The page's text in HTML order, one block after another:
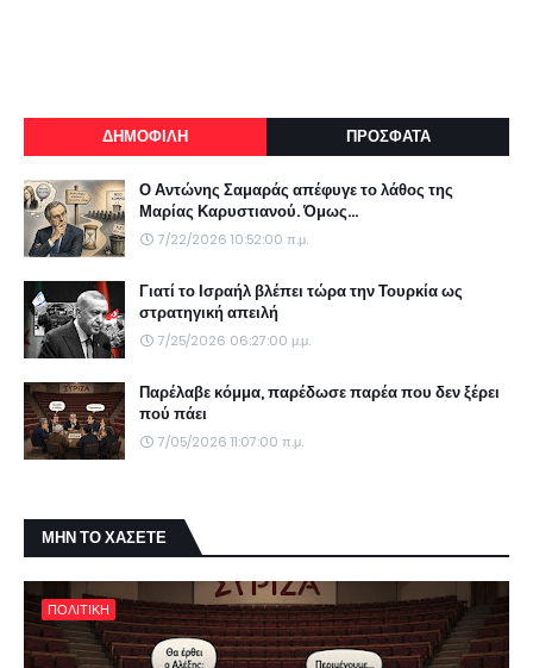
ΔΗΜΟΦΙΛΗ ΠΡΟΣΦΑΤΑ
Ο Αντώνης Σαμαράς απέφυγε το λάθος της
Μαρίας Καρυστιανού. Όμως...
7/22/2026 10:52:00 π.μ.
Γιατί το Ισραήλ βλέπει τώρα την Τουρκία ως
στρατηγική απειλή
7/25/2026 06:27:00 μ.μ.
Παρέλαβε κόμμα, παρέδωσε παρέα που δεν ξέρει
πού πάει
7/05/2026 11:07:00 π.μ.
ΜΗΝ ΤΟ ΧΑΣΕΤΕ
ΠΟΛΙΤΙΚΗ